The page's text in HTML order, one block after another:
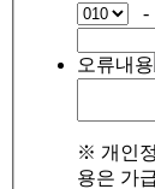
-
오류내용
※ 개인
용은 가